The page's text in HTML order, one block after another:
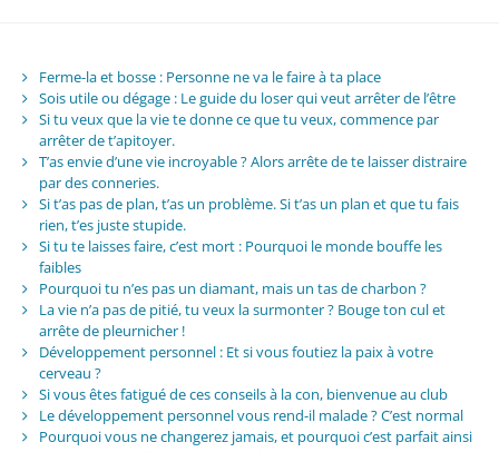
Ferme-la et bosse : Personne ne va le faire à ta place
Sois utile ou dégage : Le guide du loser qui veut arrêter de l’être
Si tu veux que la vie te donne ce que tu veux, commence par
arrêter de t’apitoyer.
T’as envie d’une vie incroyable ? Alors arrête de te laisser distraire
par des conneries.
Si t’as pas de plan, t’as un problème. Si t’as un plan et que tu fais
rien, t’es juste stupide.
Si tu te laisses faire, c’est mort : Pourquoi le monde bouffe les
faibles
Pourquoi tu n’es pas un diamant, mais un tas de charbon ?
La vie n’a pas de pitié, tu veux la surmonter ? Bouge ton cul et
arrête de pleurnicher !
Développement personnel : Et si vous foutiez la paix à votre
cerveau ?
Si vous êtes fatigué de ces conseils à la con, bienvenue au club
Le développement personnel vous rend-il malade ? C’est normal
Pourquoi vous ne changerez jamais, et pourquoi c’est parfait ainsi